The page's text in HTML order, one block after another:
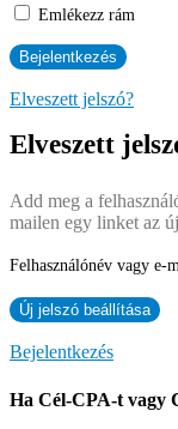
Emlékezz rám
Elveszett jelszó?
Elveszett
Add meg a
mailen egy linket az
Felhasználónév vagy e-
Bejelentkezés
Ha Cél-CPA-t vagy